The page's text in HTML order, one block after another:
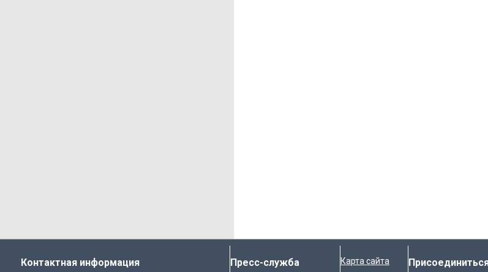
Контактная информация Пресс-служба Карта сайта